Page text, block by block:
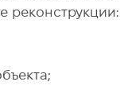
реконструкции: